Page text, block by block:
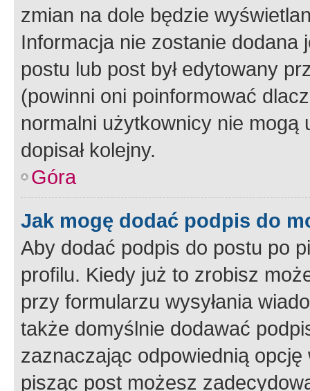
zmian na dole będzie
Informacja nie zostanie dodana
postu lub post był edytowany
(powinni oni poinformować
normalni użytkownicy nie
dopisał kolejny.
Góra
Jak mogę dodać podpis do
Aby dodać podpis do postu po
profilu. Kiedy już to zrobisz
przy formularzu wysyłania
także domyślnie dodawać
zaznaczając odpowiednią
pisząc post możesz